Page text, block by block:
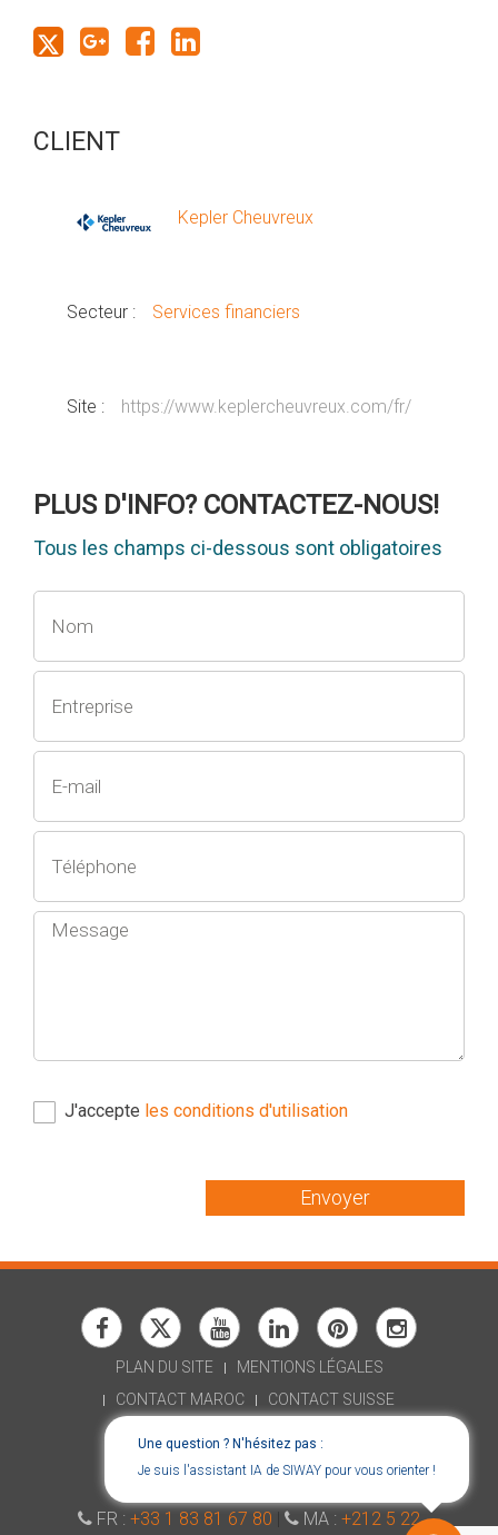
CLIENT
Kepler Cheuvreux
Secteur : Services financiers
Site : https://www.keplercheuvreux.com/fr/
PLUS D'INFO? CONTACTEZ-NOUS!
Tous les champs ci-dessous sont obligatoires
J'accepte les conditions d'utilisation
Envoyer
Une question ? N'hésitez pas :
Je suis l'assistant IA de SIWAY pour vous orienter !
PLAN DU SITE
MENTIONS LÉGALES
CONTACT MAROC
CONTACT SUISSE
DÉCLARATION D'ACCESSIBILITÉ
FR : +33 1 83 81 67 80 | MA : +212 5 22